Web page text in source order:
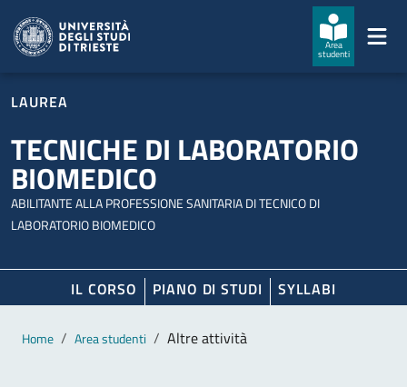
Area
studenti
LAUREA
TECNICHE DI LABORATORIO
BIOMEDICO
ABILITANTE ALLA PROFESSIONE SANITARIA DI TECNICO DI
LABORATORIO BIOMEDICO
IL CORSO PIANO DI STUDI SYLLABI
Contenuto principale
Breadcrumb
Home Area studenti Altre attività